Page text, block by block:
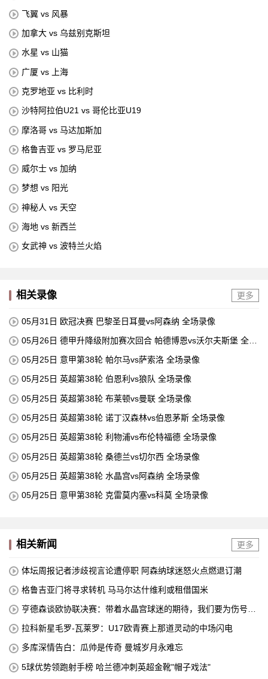
飞翼 vs 风暴
加拿大 vs 乌兹别克斯坦
水星 vs 山猫
广厦 vs 上海
克罗地亚 vs 比利时
沙特阿拉伯U21 vs 哥伦比亚U19
摩洛哥 vs 马达加斯加
格鲁吉亚 vs 罗马尼亚
威尔士 vs 加纳
梦想 vs 阳光
神秘人 vs 天空
海地 vs 新西兰
女武神 vs 波特兰火焰
相关录像 更多
05月31日 欧冠决赛 巴黎圣日耳曼vs阿森纳 全场录像
05月26日 德甲升降级附加赛次回合 帕德博恩vs沃尔夫斯堡 全场
05月25日 意甲第38轮 帕尔马vs萨索洛 全场录像
05月25日 英超第38轮 伯恩利vs狼队 全场录像
05月25日 英超第38轮 布莱顿vs曼联 全场录像
05月25日 英超第38轮 诺丁汉森林vs伯恩茅斯 全场录像
05月25日 英超第38轮 利物浦vs布伦特福德 全场录像
05月25日 英超第38轮 桑德兰vs切尔西 全场录像
05月25日 英超第38轮 水晶宫vs阿森纳 全场录像
05月25日 意甲第38轮 克雷莫内塞vs科莫 全场录像
相关新闻 更多
体坛周报记者涉歧视言论遭停职 阿森纳球迷怒火点燃退订潮
格鲁吉亚门将寻求转机 马马尔达什维利或租借国米
亨德森谈欧协联决赛：带着水晶宫球迷的期待，我们要为伤号而
拉科新星毛罗-瓦莱罗：U17欧青赛上那道灵动的中场闪电
多库深情告白：瓜帅是传奇 曼城岁月永难忘
5球优势领跑射手榜 哈兰德冲刺英超金靴"帽子戏法"